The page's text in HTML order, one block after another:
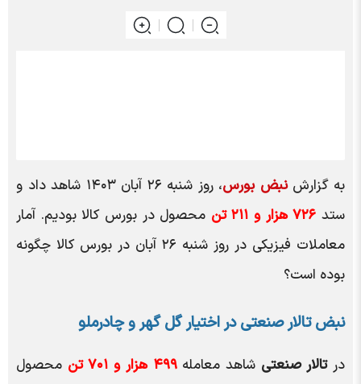
به گزارشنبض بورس
، روز شنبه ۲۶ آبان ۱۴۰۳ شاهد داد و
ستد ۷۲۶ هزار و ۲۱۱ تن
محصول در بورس کالا بودیم. آمار
معاملات فیزیکی در روز شنبه ۲۶ آبان در بورس کالا چگونه
بوده است؟
نبض تالار صنعتی در اختیار گل گهر و چادرملو
درتالار صنعتیشاهد معامله۴۹۹ هزار و ۷۰۱ تن
محصول